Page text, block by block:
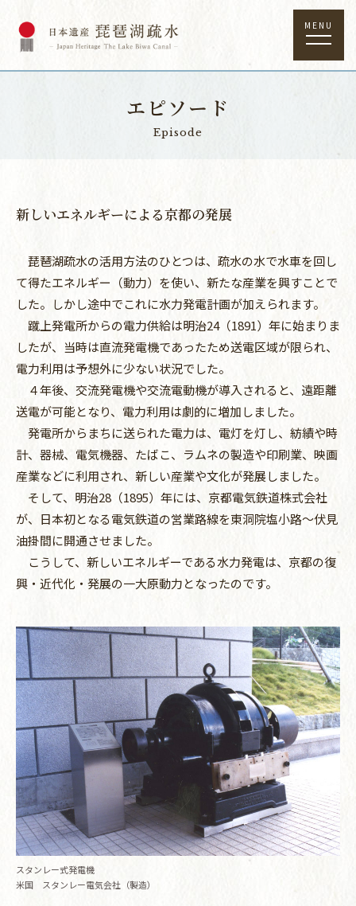
MENU
エピソード
Episode
新しいエネルギーによる京都の発展
琵琶湖疏水の活用方法のひとつは、疏水の水で水車を回し
て得たエネルギー（動力）を使い、新たな産業を興すことで
した。しかし途中でこれに水力発電計画が加えられます。
蹴上発電所からの電力供給は明治24（1891）年に始まりま
したが、当時は直流発電機であったため送電区域が限られ、
電力利用は予想外に少ない状況でした。
４年後、交流発電機や交流電動機が導入されると、遠距離
送電が可能となり、電力利用は劇的に増加しました。
発電所からまちに送られた電力は、電灯を灯し、紡績や時
計、器械、電気機器、たばこ、ラムネの製造や印刷業、映画
産業などに利用され、新しい産業や文化が発展しました。
そして、明治28（1895）年には、京都電気鉄道株式会社
が、日本初となる電気鉄道の営業路線を東洞院塩小路～伏見
油掛間に開通させました。
こうして、新しいエネルギーである水力発電は、京都の復
興・近代化・発展の一大原動力となったのです。
スタンレー式発電機
米国 スタンレー電気会社（製造）